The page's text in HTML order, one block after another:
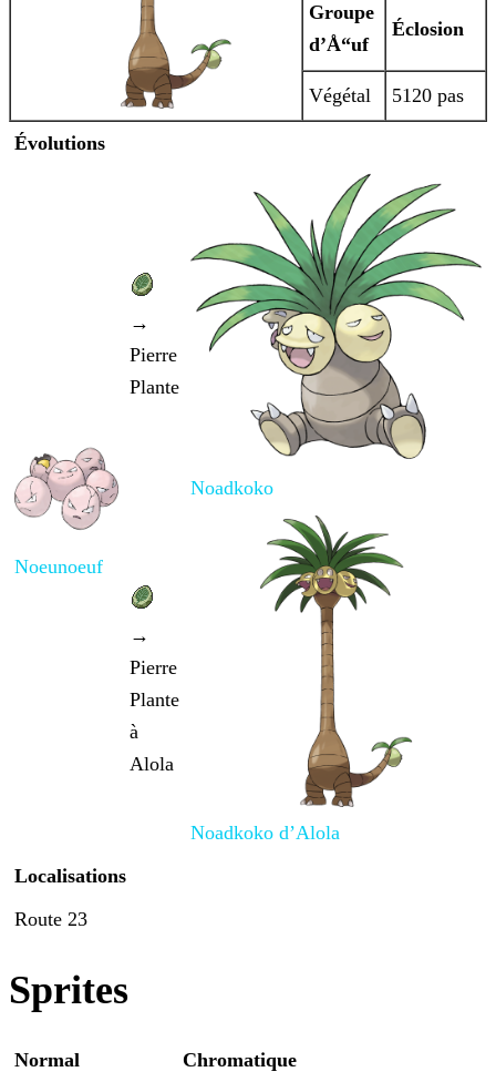
Groupe
d’Å“uf
Éclosion
Végétal 5120 pas
Évolutions
Noeunoeuf
→
Pierre
Plante
Noadkoko
→
Pierre
Plante
à
Alola
Noadkoko d’Alola
Localisations
Route 23
Sprites
Normal Chromatique